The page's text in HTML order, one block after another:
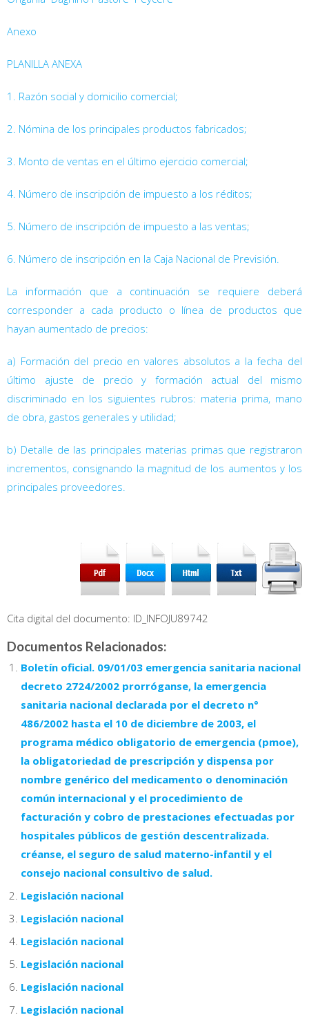
Anexo
PLANILLA ANEXA
1. Razón social y domicilio comercial;
2. Nómina de los principales productos fabricados;
3. Monto de ventas en el último ejercicio comercial;
4. Número de inscripción de impuesto a los réditos;
5. Número de inscripción de impuesto a las ventas;
6. Número de inscripción en la Caja Nacional de Previsión.
La información que a continuación se requiere deberá
corresponder a cada producto o línea de productos que
hayan aumentado de precios:
a) Formación del precio en valores absolutos a la fecha del
último ajuste de precio y formación actual del mismo
discriminado en los siguientes rubros: materia prima, mano
de obra, gastos generales y utilidad;
b) Detalle de las principales materias primas que registraron
incrementos, consignando la magnitud de los aumentos y los
principales proveedores.
Cita digital del documento: ID_INFOJU89742
Documentos Relacionados:
Boletín oficial. 09/01/03 emergencia sanitaria nacional
decreto 2724/2002 prorróganse, la emergencia
sanitaria nacional declarada por el decreto n°
486/2002 hasta el 10 de diciembre de 2003, el
programa médico obligatorio de emergencia (pmoe),
la obligatoriedad de prescripción y dispensa por
nombre genérico del medicamento o denominación
común internacional y el procedimiento de
facturación y cobro de prestaciones efectuadas por
hospitales públicos de gestión descentralizada.
créanse, el seguro de salud materno-infantil y el
consejo nacional consultivo de salud.
Legislación nacional
Legislación nacional
Legislación nacional
Legislación nacional
Legislación nacional
Legislación nacional